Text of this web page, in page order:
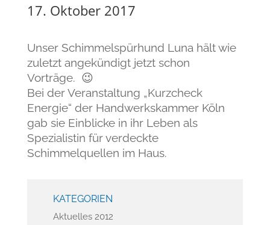
17. Oktober 2017
Unser Schimmelspürhund Luna hält wie
zuletzt angekündigt jetzt schon
Vorträge. 😉
Bei der Veranstaltung „Kurzcheck
Energie“ der Handwerkskammer Köln
gab sie Einblicke in ihr Leben als
Spezialistin für verdeckte
Schimmelquellen im Haus.
KATEGORIEN
Aktuelles 2012